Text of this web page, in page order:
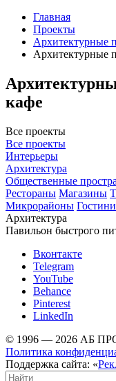
Главная
Проекты
Архитектурные
Архитектурные
кафе
Все проекты
Все проекты
Интерьеры
Архитектура
Общественные
Рестораны Магазины
Микрорайоны
Архитектура
Павильон быстрого
Вконтакте
Telegram
YouTube
Behance
Pinterest
LinkedIn
© 1996 — 2026 АБ
Политика
Поддержка сайта: «